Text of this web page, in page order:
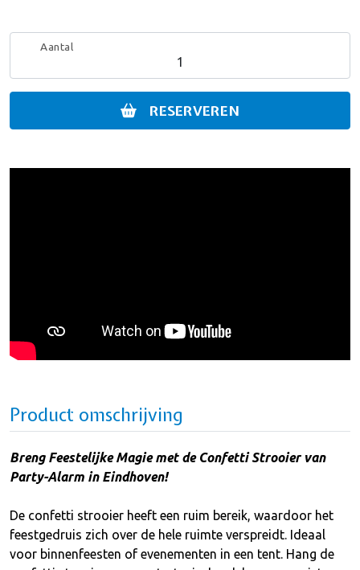
Aantal
RESERVEREN
Product omschrijving
Breng Feestelijke Magie met de Confetti Strooier van
Party-Alarm in Eindhoven!
De confetti strooier heeft een ruim bereik, waardoor het
feestgedruis zich over de hele ruimte verspreidt. Ideaal
voor binnenfeesten of evenementen in een tent. Hang de